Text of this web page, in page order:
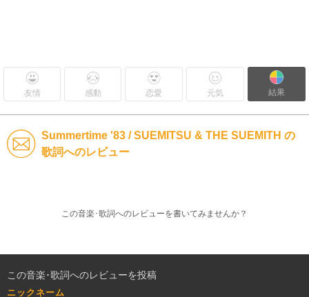
友情 感動 恋愛 元気 結果
Summertime '83 / SUEMITSU & THE SUEMITH の
歌詞へのレビュー
この音楽･歌詞へのレビューを書いてみませんか？
この音楽･歌詞へのレビューを投稿
ニックネーム